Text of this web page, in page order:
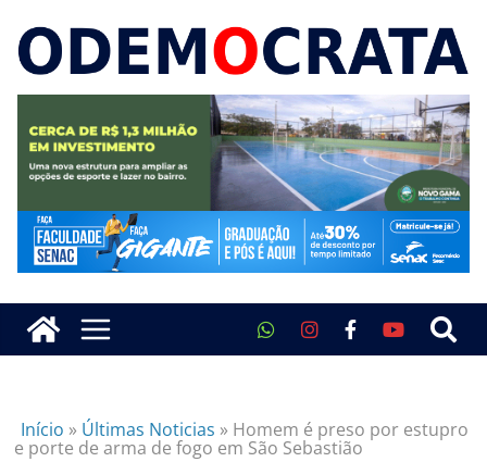
Início » Últimas Noticias » Homem é preso por estupro
e porte de arma de fogo em São Sebastião